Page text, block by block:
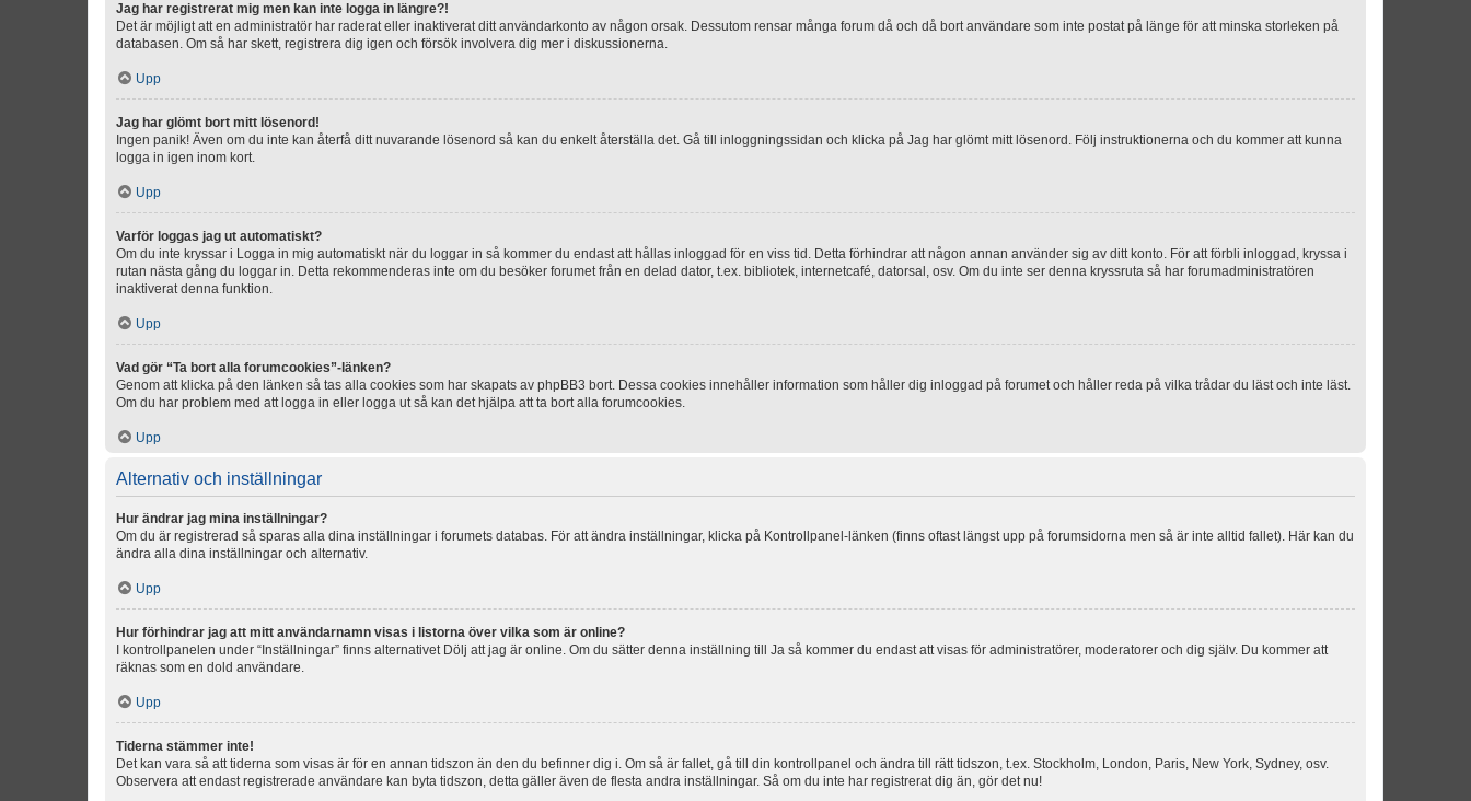
Jag har registrerat mig men kan inte logga in längre?!
Det är möjligt att en administratör har raderat eller inaktiverat ditt användarkonto av någon orsak. Dessutom rensar många forum då och då bort användare som inte postat på länge för att minska storleken på
databasen. Om så har skett, registrera dig igen och försök involvera dig mer i diskussionerna.
Upp
Jag har glömt bort mitt lösenord!
Ingen panik! Även om du inte kan återfå ditt nuvarande lösenord så kan du enkelt återställa det. Gå till inloggningssidan och klicka på Jag har glömt mitt lösenord. Följ instruktionerna och du kommer att kunna
logga in igen inom kort.
Upp
Varför loggas jag ut automatiskt?
Om du inte kryssar i Logga in mig automatiskt när du loggar in så kommer du endast att hållas inloggad för en viss tid. Detta förhindrar att någon annan använder sig av ditt konto. För att förbli inloggad, kryssa i
rutan nästa gång du loggar in. Detta rekommenderas inte om du besöker forumet från en delad dator, t.ex. bibliotek, internetcafé, datorsal, osv. Om du inte ser denna kryssruta så har forumadministratören
inaktiverat denna funktion.
Upp
Vad gör “Ta bort alla forumcookies”-länken?
Genom att klicka på den länken så tas alla cookies som har skapats av phpBB3 bort. Dessa cookies innehåller information som håller dig inloggad på forumet och håller reda på vilka trådar du läst och inte läst.
Om du har problem med att logga in eller logga ut så kan det hjälpa att ta bort alla forumcookies.
Upp
Alternativ och inställningar
Hur ändrar jag mina inställningar?
Om du är registrerad så sparas alla dina inställningar i forumets databas. För att ändra inställningar, klicka på Kontrollpanel-länken (finns oftast längst upp på forumsidorna men så är inte alltid fallet). Här kan du
ändra alla dina inställningar och alternativ.
Upp
Hur förhindrar jag att mitt användarnamn visas i listorna över vilka som är online?
I kontrollpanelen under “Inställningar” finns alternativet Dölj att jag är online. Om du sätter denna inställning till Ja så kommer du endast att visas för administratörer, moderatorer och dig själv. Du kommer att
räknas som en dold användare.
Upp
Tiderna stämmer inte!
Det kan vara så att tiderna som visas är för en annan tidszon än den du befinner dig i. Om så är fallet, gå till din kontrollpanel och ändra till rätt tidszon, t.ex. Stockholm, London, Paris, New York, Sydney, osv.
Observera att endast registrerade användare kan byta tidszon, detta gäller även de flesta andra inställningar. Så om du inte har registrerat dig än, gör det nu!